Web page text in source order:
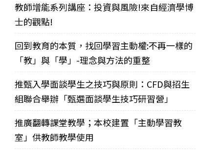
教師增能系列講座：投資與風險!來自經濟學博
士的觀點!
回到教育的本質，找回學習主動權:不再一樣的
「教」與「學」-理念與方法的重整
推甄入學面談學生之技巧與原則：CFD與招生
組聯合舉辦「甄選面談學生技巧研習營」
推廣翻轉課堂教學；本校建置「主動學習教
室」供教師教學使用